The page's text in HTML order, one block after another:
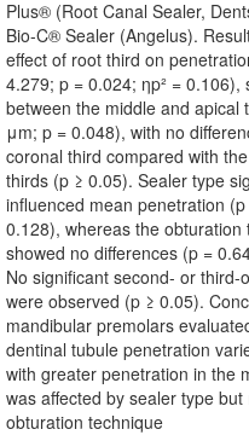
Plus® (Root Canal Sealer,
Bio-C® Sealer (Angelus).
effect of root third on
4.279; p = 0.024; ηp² = 0.106),
between the middle and apical
μm; p = 0.048), with no
coronal third compared with
thirds (p ≥ 0.05). Sealer type
influenced mean penetration (p
0.128), whereas the obturation
showed no differences (p =
No significant second- or third-
were observed (p ≥ 0.05).
mandibular premolars
dentinal tubule penetration
with greater penetration in the
was affected by sealer type
obturation technique